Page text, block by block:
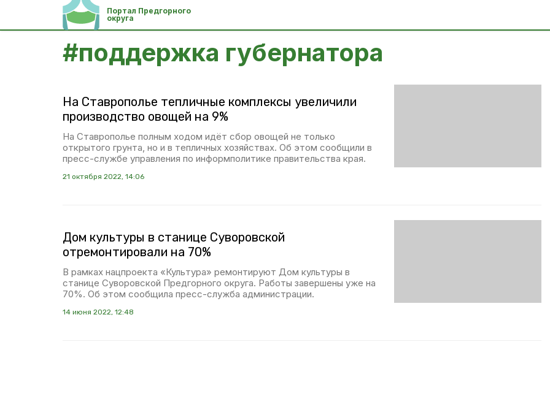
Портал Предгорного
округа
#поддержка губернатора
На Ставрополье тепличные комплексы увеличили
производство овощей на 9%
На Ставрополье полным ходом идёт сбор овощей не только
открытого грунта, но и в тепличных хозяйствах. Об этом сообщили в
пресс-службе управления по информполитике правительства края.
21 октября 2022, 14:06
Дом культуры в станице Суворовской
отремонтировали на 70%
В рамках нацпроекта «Культура» ремонтируют Дом культуры в
станице Суворовской Предгорного округа. Работы завершены уже на
70%. Об этом сообщила пресс-служба администрации.
14 июня 2022, 12:48